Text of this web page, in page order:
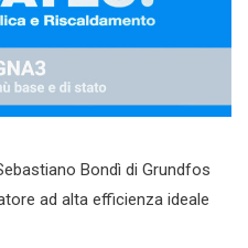
Bondì di Grundfos
ad alta efficienza ideale